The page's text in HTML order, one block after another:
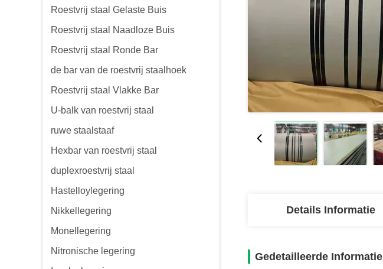
Roestvrij staal Gelaste Buis
Roestvrij staal Naadloze Buis
Roestvrij staal Ronde Bar
de bar van de roestvrij staalhoek
Roestvrij staal Vlakke Bar
U-balk van roestvrij staal
ruwe staalstaaf
Hexbar van roestvrij staal
duplexroestvrij staal
Hastelloylegering
Nikkellegering
Monellegering
Nitronische legering
Details Informatie
Gedetailleerde Informatie